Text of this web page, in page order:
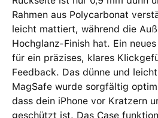
Rahmen aus Polycarbonat
leicht mattiert, während die
Hochglanz-Finish hat. Ein
für ein präzises, klares
Feedback. Das dünne und
MagSafe wurde sorgfältig
dass dein iPhone vor Kratzern
geschützt ist. Das Case